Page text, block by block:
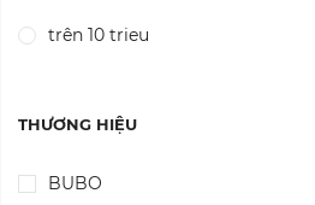
trên 10 trieu
THƯƠNG HIỆU
BUBO